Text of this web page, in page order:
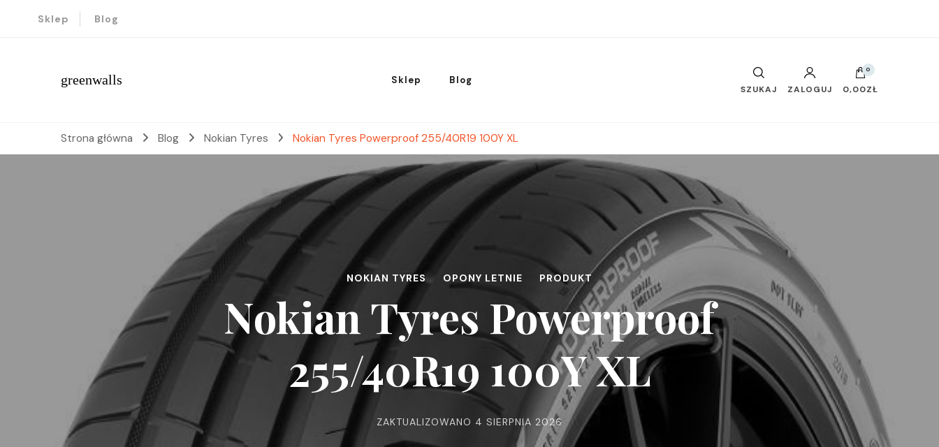
Sklep Blog
greenwalls Sklep Blog
SZUKAJ ZALOGUJ
0
0,00ZŁ
Strona główna Blog Nokian Tyres Nokian Tyres Powerproof 255/40R19 100Y XL
NOKIAN TYRES OPONY LETNIE PRODUKT
Nokian Tyres Powerproof
255/40R19 100Y XL
ZAKTUALIZOWANO 4 SIERPNIA 2026